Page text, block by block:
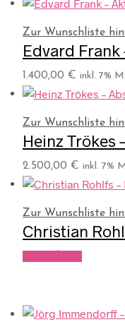
Zur Wunschliste
Edvard Frank
1.400,00 € inkl. 7%
Zur Wunschliste
Heinz Trökes
2.500,00 € inkl. 7%
Zur Wunschliste
Christian